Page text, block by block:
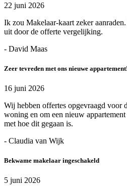
22 juni 2026
Ik zou Makelaar-kaart zeker
uit door de offerte vergelijking.
- David Maas
Zeer tevreden met ons nieuwe appartement!
16 juni 2026
Wij hebben offertes opgevraagd voor
woning en om een nieuw
met hoe dit gegaan is.
- Claudia van Wijk
Bekwame makelaar ingeschakeld
5 juni 2026